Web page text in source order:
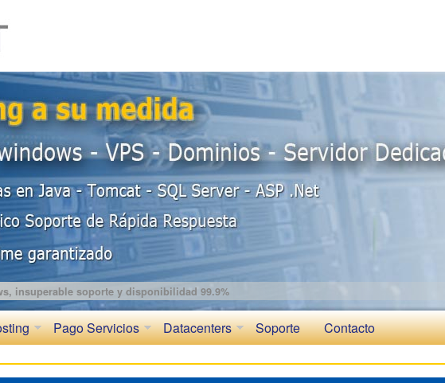
insuperable soporte y disponibilidad 99.9%
Pago Servicios Datacenters Soporte Contacto